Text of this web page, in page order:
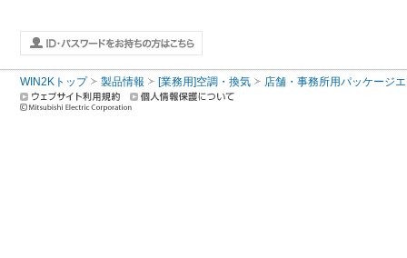
WIN2Kトップ 製品情報 [業務用]空調・換気 店舗・事務所用パッケージ